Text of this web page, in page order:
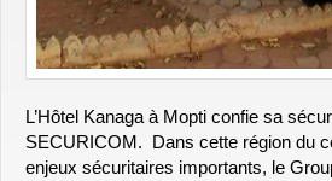
L’Hôtel Kanaga à Mopti confie sa
SECURICOM. Dans cette région du
enjeux sécuritaires importants, le